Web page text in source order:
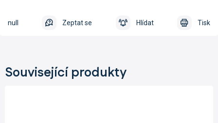
Tisk
Zeptat se Hlídat
null
Související produkty